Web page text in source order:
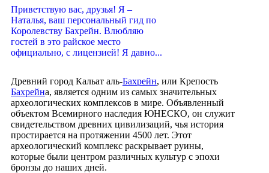
Древний город Кальат аль-Бахрейн, или Крепость
Бахрейна, является одним из самых значительных
археологических комплексов в мире. Объявленный
объектом Всемирного наследия ЮНЕСКО, он служит
свидетельством древних цивилизаций, чья история
простирается на протяжении 4500 лет. Этот
археологический комплекс раскрывает руины,
которые были центром различных культур с эпохи
бронзы до наших дней.
Приветствую вас, друзья! Я –
Наталья, ваш персональный гид по
Королевству Бахрейн. Влюбляю
гостей в это райское место
официально, с лицензией! Я давно...